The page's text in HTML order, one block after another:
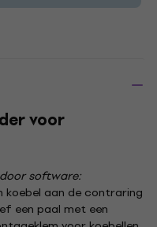
voor
software:
koebel aan de contraring
een paal met een